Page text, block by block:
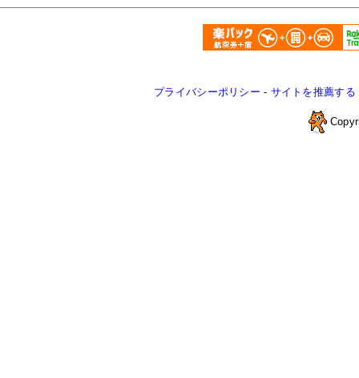
プライバシーポリシー - サイトを推薦する